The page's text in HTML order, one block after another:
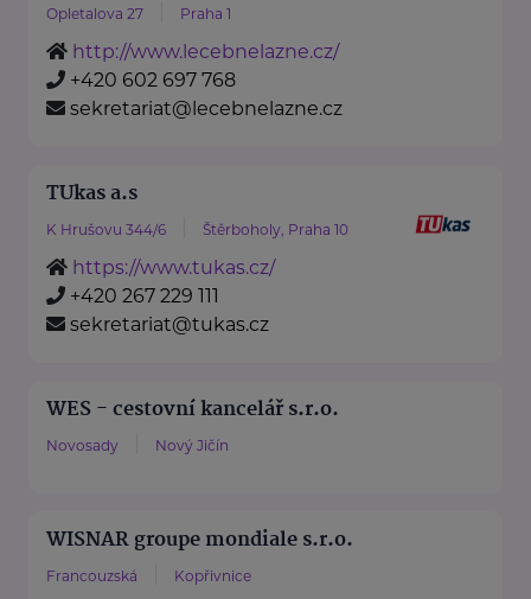
Opletalova 27 Praha 1
http://www.lecebnelazne.cz/
+420 602 697 768
sekretariat@lecebnelazne.cz
TUkas a.s
K Hrušovu 344/6 Štěrboholy, Praha 10
https://www.tukas.cz/
+420 267 229 111
sekretariat@tukas.cz
WES - cestovní kancelář s.r.o.
Novosady Nový Jičín
WISNAR groupe mondiale s.r.o.
Francouzská Kopřivnice